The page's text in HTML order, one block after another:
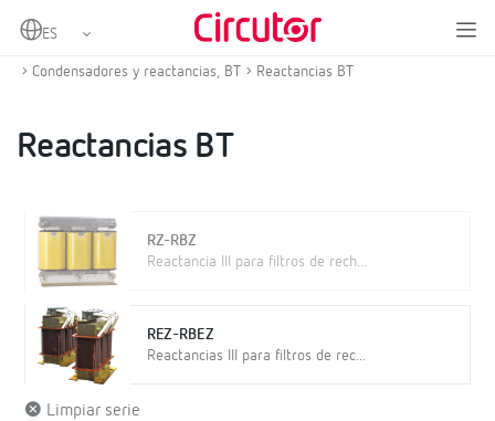
Home
Condensadores y reactancias, BT
Reactancias BT
Reactancias BT
RZ-RBZ
Reactancia III para filtros de rech...
REZ-RBEZ
Reactancias III para filtros de rec...
Limpiar serie